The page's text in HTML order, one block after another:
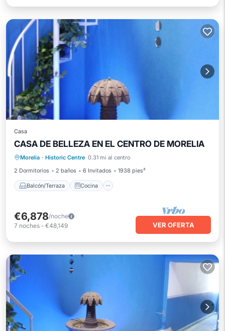
Casa
CASA DE BELLEZA EN EL CENTRO DE MORELIA
Morelia · Historic Centre 0.31 mi al centro
2 Dormitorios
2 baños 6 Invitados 1938 pies²
Balcón/Terraza Cocina
Balcón/Terraza Cocina
Internet
Lavandería
€6,878/noche
7 noches - €48,149 VER OFERTA